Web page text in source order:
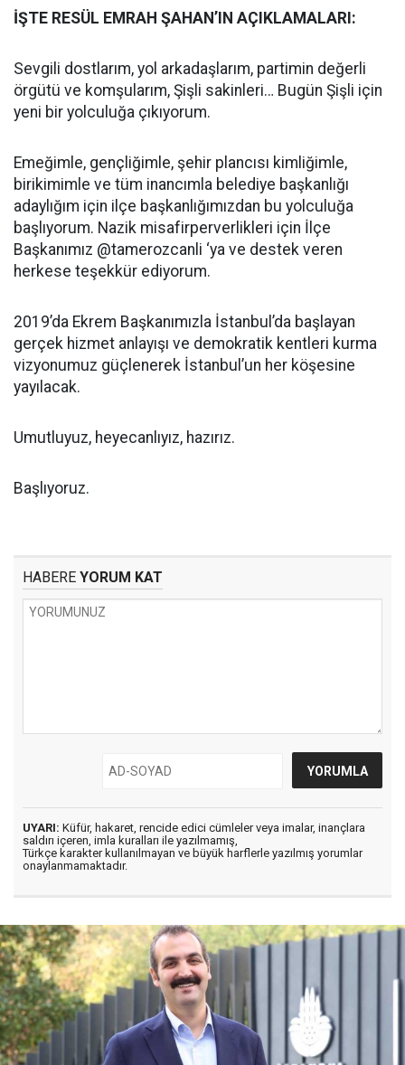
İŞTE RESÜL EMRAH ŞAHAN’IN AÇIKLAMALARI:
Sevgili dostlarım, yol arkadaşlarım, partimin değerli
örgütü ve komşularım, Şişli sakinleri… Bugün Şişli için
yeni bir yolculuğa çıkıyorum.
Emeğimle, gençliğimle, şehir plancısı kimliğimle,
birikimimle ve tüm inancımla belediye başkanlığı
adaylığım için ilçe başkanlığımızdan bu yolculuğa
başlıyorum. Nazik misafirperverlikleri için İlçe
Başkanımız @tamerozcanli ‘ya ve destek veren
herkese teşekkür ediyorum.
2019’da Ekrem Başkanımızla İstanbul’da başlayan
gerçek hizmet anlayışı ve demokratik kentleri kurma
vizyonumuz güçlenerek İstanbul’un her köşesine
yayılacak.
Umutluyuz, heyecanlıyız, hazırız.
Başlıyoruz.
HABERE YORUM KAT
UYARI: Küfür, hakaret, rencide edici cümleler veya imalar, inançlara
saldırı içeren, imla kuralları ile yazılmamış,
Türkçe karakter kullanılmayan ve büyük harflerle yazılmış yorumlar
onaylanmamaktadır.